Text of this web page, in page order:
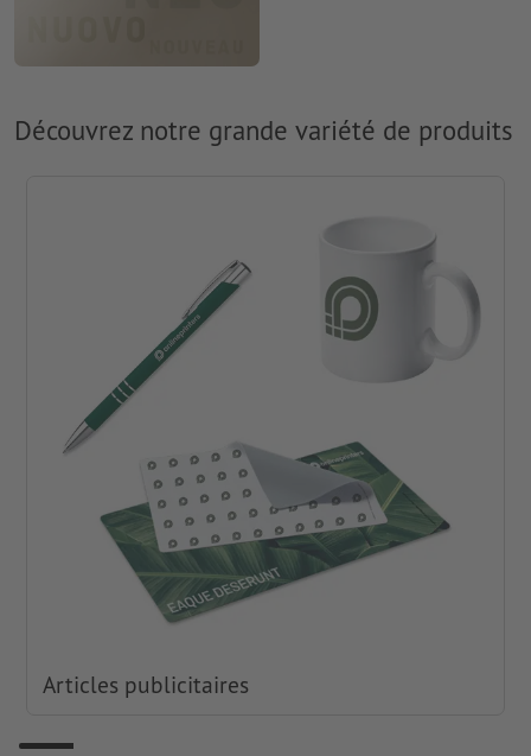
Découvrez notre grande variété de produits
Articles publicitaires